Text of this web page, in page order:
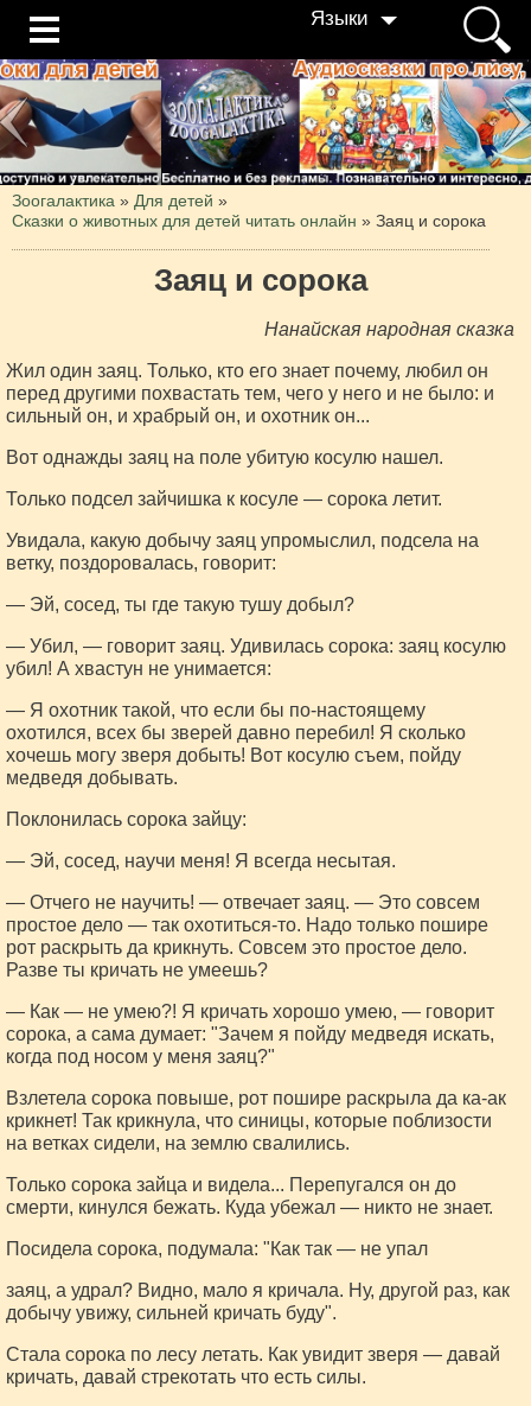
Языки
Зоогалактика » Для детей »
Сказки о животных для детей читать онлайн » Заяц и сорока
Заяц и сорока
Нанайская народная сказка
Жил один заяц. Только, кто его знает почему, любил он
перед другими похвастать тем, чего у него и не было: и
сильный он, и храбрый он, и охотник он...
Вот однажды заяц на поле убитую косулю нашел.
Только подсел зайчишка к косуле — сорока летит.
Увидала, какую добычу заяц упромыслил, подсела на
ветку, поздоровалась, говорит:
— Эй, сосед, ты где такую тушу добыл?
— Убил, — говорит заяц. Удивилась сорока: заяц косулю
убил! А хвастун не унимается:
— Я охотник такой, что если бы по-настоящему
охотился, всех бы зверей давно перебил! Я сколько
хочешь могу зверя добыть! Вот косулю съем, пойду
медведя добывать.
Поклонилась сорока зайцу:
— Эй, сосед, научи меня! Я всегда несытая.
— Отчего не научить! — отвечает заяц. — Это совсем
простое дело — так охотиться-то. Надо только пошире
рот раскрыть да крикнуть. Совсем это простое дело.
Разве ты кричать не умеешь?
— Как — не умею?! Я кричать хорошо умею, — говорит
сорока, а сама думает: "Зачем я пойду медведя искать,
когда под носом у меня заяц?"
Взлетела сорока повыше, рот пошире раскрыла да ка-ак
крикнет! Так крикнула, что синицы, которые поблизости
на ветках сидели, на землю свалились.
Только сорока зайца и видела... Перепугался он до
смерти, кинулся бежать. Куда убежал — никто не знает.
Посидела сорока, подумала: "Как так — не упал
заяц, а удрал? Видно, мало я кричала. Ну, другой раз, как
добычу увижу, сильней кричать буду".
Стала сорока по лесу летать. Как увидит зверя — давай
кричать, давай стрекотать что есть силы.